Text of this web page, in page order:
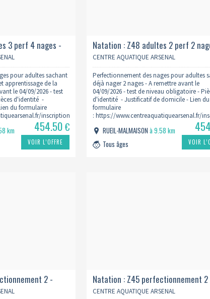
3 perf 4 nages -
pour adultes sachant
apprentissage de la
le 04/09/2026 - test
d'identité -
du formulaire
inscription-
km
454.50€
VOIR L’OFFRE
Natation : Z48 adultes 2 perf 2
mardi 20h30 2026/2027
CENTRE AQUATIQUE ARSENAL
Perfectionnement des nages pour adultes
déjà nager 2 nages - A remettre avant le
04/09/2026 - test de niveau obligatoire -
d'identité - Justificatif de domicile - Lien du
formulaire
: https://www.centreaquatiquearsenal.fr/
RUEIL-MALMAISONà 9.58 km
Tous âges
VOIR
2 -
Natation : Z45 perfectionnement
lundi 18h 2026/2027
CENTRE AQUATIQUE ARSENAL